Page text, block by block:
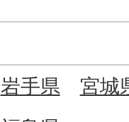
岩手県
宮城